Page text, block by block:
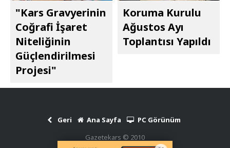
"Kars Gravyerinin
Coğrafi İşaret
Niteliğinin
Güçlendirilmesi
Projesi"
Koruma Kurulu
Ağustos Ayı
Toplantısı Yapıldı
Geri Ana Sayfa
PC Görünüm
Gazetekars © 2010